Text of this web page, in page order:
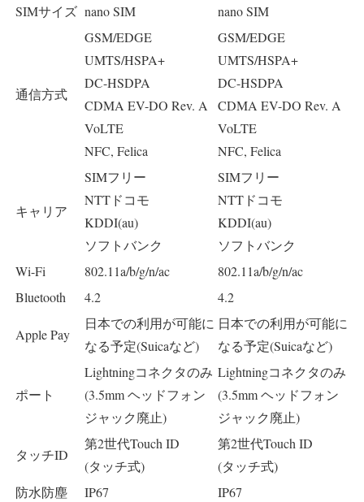
SIMサイズ nano SIM nano SIM
通信方式
GSM/EDGE
UMTS/HSPA+
DC-HSDPA
CDMA EV-DO Rev. A
VoLTE
NFC, Felica
GSM/EDGE
UMTS/HSPA+
DC-HSDPA
CDMA EV-DO Rev. A
VoLTE
NFC, Felica
キャリア
SIMフリー
NTTドコモ
KDDI(au)
ソフトバンク
SIMフリー
NTTドコモ
KDDI(au)
ソフトバンク
Wi-Fi
802.11a/b/g/n/ac
802.11a/b/g/n/ac
Bluetooth
4.2 4.2
Apple Pay
日本での利用が可能に
なる予定(Suicaなど)
日本での利用が可能に
なる予定(Suicaなど)
ポート
Lightningコネクタのみ
(3.5mm ヘッドフォン
ジャック廃止)
Lightningコネクタのみ
(3.5mm ヘッドフォン
ジャック廃止)
タッチID
第2世代Touch ID
(タッチ式)
第2世代Touch ID
(タッチ式)
防水防塵
IP67 IP67